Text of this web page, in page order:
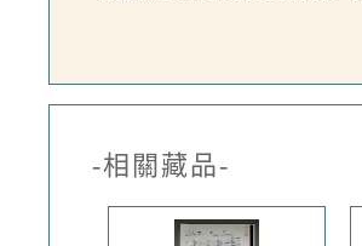
-相關藏品-